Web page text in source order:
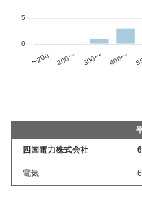
四国電力株式会社
電気